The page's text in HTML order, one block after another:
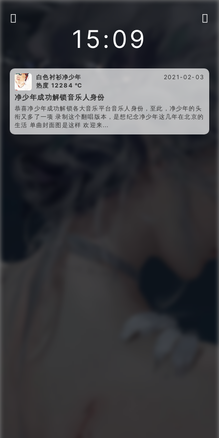
 
15:09
白色衬衫净少年
热度 12284 ℃
2021-02-03
净少年成功解锁音乐人身份
恭喜净少年成功解锁各大音乐平台音乐人身份，至此，净少年的头
衔又多了一项 录制这个翻唱版本，是想纪念净少年这几年在北京的
生活 单曲封面图是这样 欢迎来...